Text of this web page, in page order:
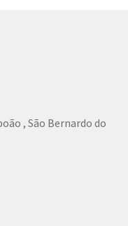
, São Bernardo do